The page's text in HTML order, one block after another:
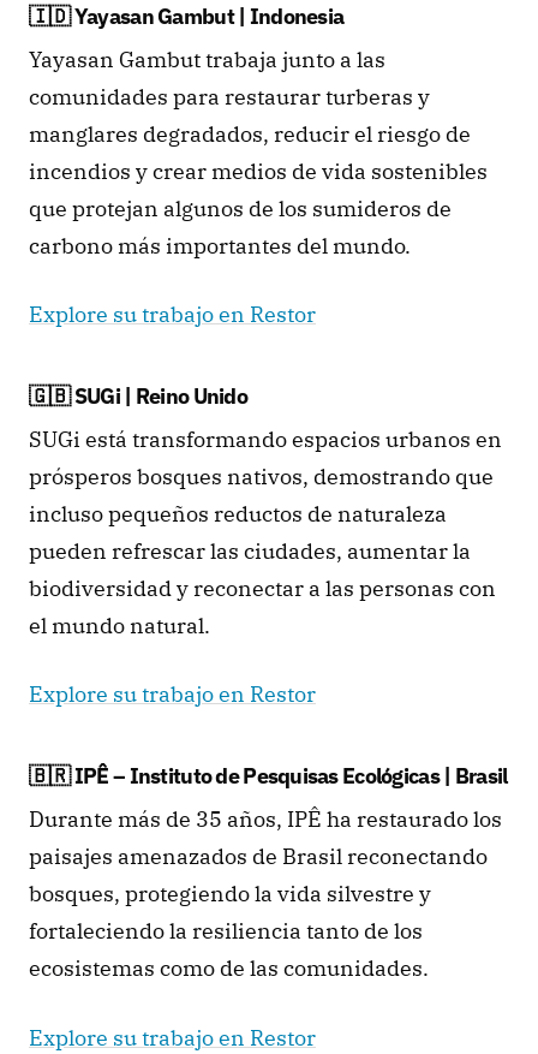
🇮🇩 Yayasan Gambut | Indonesia
Yayasan Gambut trabaja junto a las
comunidades para restaurar turberas y
manglares degradados, reducir el riesgo de
incendios y crear medios de vida sostenibles
que protejan algunos de los sumideros de
carbono más importantes del mundo.
Explore su trabajo en Restor
🇬🇧 SUGi | Reino Unido
SUGi está transformando espacios urbanos en
prósperos bosques nativos, demostrando que
incluso pequeños reductos de naturaleza
pueden refrescar las ciudades, aumentar la
biodiversidad y reconectar a las personas con
el mundo natural.
Explore su trabajo en Restor
🇧🇷 IPÊ – Instituto de Pesquisas Ecológicas | Brasil
Durante más de 35 años, IPÊ ha restaurado los
paisajes amenazados de Brasil reconectando
bosques, protegiendo la vida silvestre y
fortaleciendo la resiliencia tanto de los
ecosistemas como de las comunidades.
Explore su trabajo en Restor